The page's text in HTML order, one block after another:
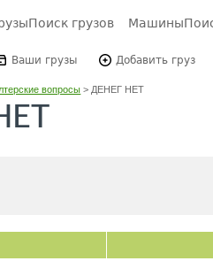
Поиск грузов Машины
Ваши грузы Добавить груз
вопросы > ДЕНЕГ НЕТ